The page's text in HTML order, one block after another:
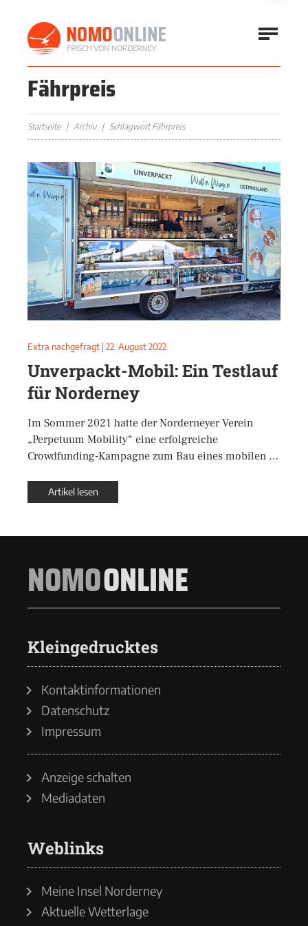
Fährpreis
Startseite Archiv Schlagwort Fährpreis
Extra nachgefragt | 22. August 2022
Unverpackt-Mobil: Ein Testlauf
für Norderney
Im Sommer 2021 hatte der Norderneyer Verein
„Perpetuum Mobility“ eine erfolgreiche
Crowdfunding-Kampagne zum Bau eines mobilen …
Artikel lesen
NOMOONLINE
Kleingedrucktes
Kontaktinformationen
Datenschutz
Impressum
Anzeige schalten
Mediadaten
Weblinks
Meine Insel Norderney
Aktuelle Wetterlage